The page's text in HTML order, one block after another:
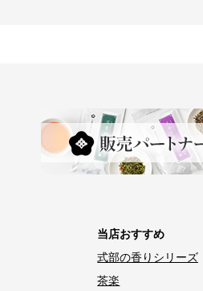
当店おすすめ
式部の香りシリーズ
茶楽